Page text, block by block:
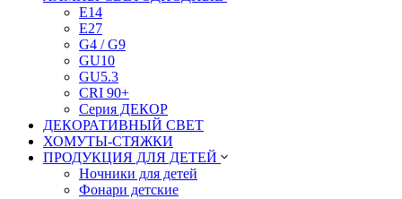
E14
E27
G4 / G9
GU10
GU5.3
CRI 90+
Серия ДЕКОР
ДЕКОРАТИВНЫЙ СВЕТ
ХОМУТЫ-СТЯЖКИ
ПРОДУКЦИЯ ДЛЯ ДЕТЕЙ
Ночники для детей
Фонари детские